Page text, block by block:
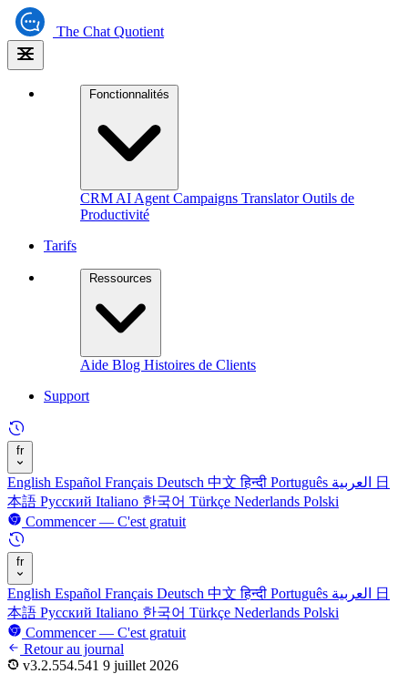
The Chat Quotient
Fonctionnalités
CRM AI Agent Campaigns TranslatorOutils de
Productivité
Tarifs
Ressources
Aide Blog Histoires de Clients
Support
fr
English Español Français Deutsch 中文हिन्दी Português
日
本語 Русский Italiano 한국어 Türkçe Nederlands Polski
Commencer — C'est gratuit
fr
English Español Français Deutsch 中文हिन्दी Português
日
本語 Русский Italiano 한국어 Türkçe Nederlands Polski
Commencer — C'est gratuit
Retour au journal
v3.2.554.541 9 juillet 2026